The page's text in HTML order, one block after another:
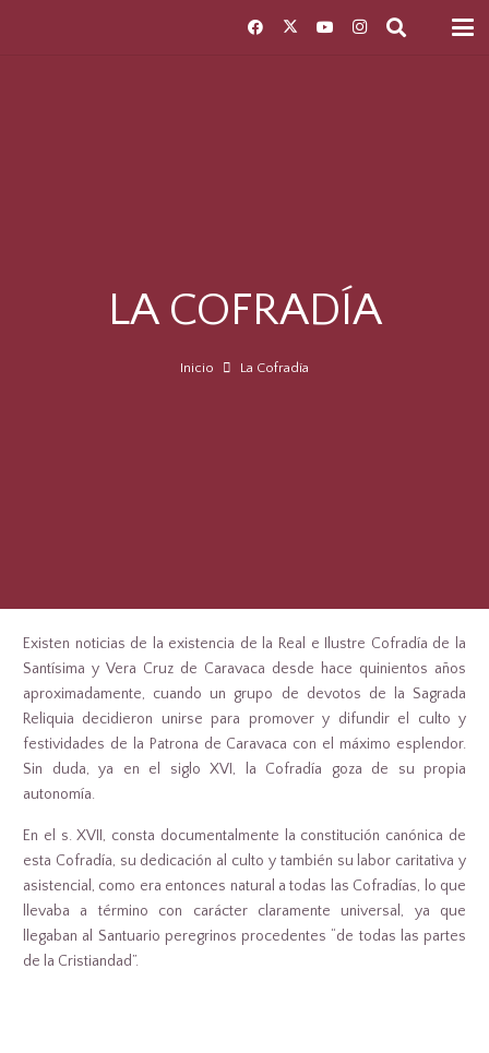
LA COFRADÍA
Inicio La Cofradía
Existen noticias de la existencia de la Real e Ilustre Cofradía de la
Santísima y Vera Cruz de Caravaca desde hace quinientos años
aproximadamente, cuando un grupo de devotos de la Sagrada
Reliquia decidieron unirse para promover y difundir el culto y
festividades de la Patrona de Caravaca con el máximo esplendor.
Sin duda, ya en el siglo XVI, la Cofradía goza de su propia
autonomía.
En el s. XVII, consta documentalmente la constitución canónica de
esta Cofradía, su dedicación al culto y también su labor caritativa y
asistencial, como era entonces natural a todas las Cofradías, lo que
llevaba a término con carácter claramente universal, ya que
llegaban al Santuario peregrinos procedentes “de todas las partes
de la Cristiandad”.